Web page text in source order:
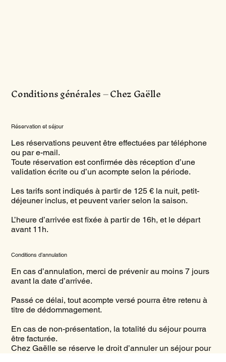
Conditions générales – Chez Gaëlle
Réservation et séjour
Les réservations peuvent être effectuées par téléphone
ou par e-mail.
Toute réservation est confirmée dès réception d’une
validation écrite ou d’un acompte selon la période.
Les tarifs sont indiqués à partir de 125 € la nuit, petit-
déjeuner inclus, et peuvent varier selon la saison.
L’heure d’arrivée est fixée à partir de 16h, et le départ
avant 11h.
Conditions d’annulation
En cas d’annulation, merci de prévenir au moins 7 jours
avant la date d’arrivée.
Passé ce délai, tout acompte versé pourra être retenu à
titre de dédommagement.
En cas de non-présentation, la totalité du séjour pourra
être facturée.
Chez Gaëlle se réserve le droit d’annuler un séjour pour